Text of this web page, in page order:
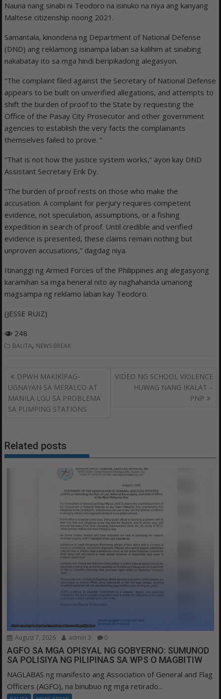
Nauna nang sinabi ni Teodoro na isinuko na niya ang kanyang
Maltese citizenship noong 2021.
Samantala, kinondena ng Department of National Defense
(DND) ang reklamong isinampa laban sa kalihim at sinabing
nakabatay ito sa mga hindi beripikadong alegasyon.
“The complaint filed against the Secretary of National Defense
appears to be built on unverified allegations, and attempts to
shift the burden of proof to the State by requesting the
Office of the Pasay City Prosecutor and other government
agencies to establish the very facts the complainants
themselves failed to prove. ”
“That is not how the justice system works,” ayon kay DND
Assistant Secretary Erik Dy.
“The burden of proof rests on those who make the
accusation. A complaint for perjury requires competent
evidence, not speculation, assumptions, or a fishing
expedition in search of proof. Until credible and verified
evidence is presented, these claims remain nothing but
unproven accusations,” dagdag niya.
Itinanggi ng Armed Forces of the Philippines ang alegasyong
karamihan sa mga heneral nito ay naghahanda umanong
magsampa ng reklamo laban kay Teodoro.
(JESSE RUIZ)
248
BALITA, NEWS BREAK
Post
navigation
DPWH MAKIKIPAG-
UGNAYAN SA MERALCO AT
MANILA LGU SA PROBLEMA
SA PUMPING STATIONS
VIDEO NG SCHOOL VIOLENCE
HUWAG NANG IKALAT –
PNP
Related posts
August 7, 2026 admin 3 0
AGFO SA MGA OPISYAL NG GOBYERNO: SUMUNOD
SA POLISIYA NG PILIPINAS SA WPS O MAGBITIW
NAGLABAS ng manifesto ang Association of General and Flag
Officers (AGFO), na binubuo ng mga retirado...